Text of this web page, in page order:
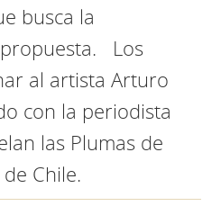
busca la
Los
al artista Arturo
con la periodista
las Plumas de
Chile.